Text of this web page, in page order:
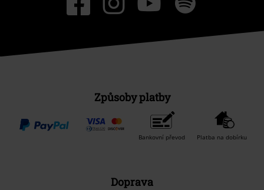
Způsoby platby
Bankovní převod Platba na dobírku
Doprava